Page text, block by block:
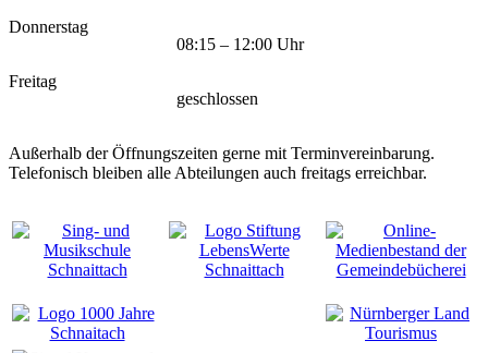
Donnerstag
08:15 – 12:00 Uhr
Freitag
geschlossen
Außerhalb der Öffnungszeiten gerne mit Terminvereinbarung.
Telefonisch bleiben alle Abteilungen auch freitags erreichbar.